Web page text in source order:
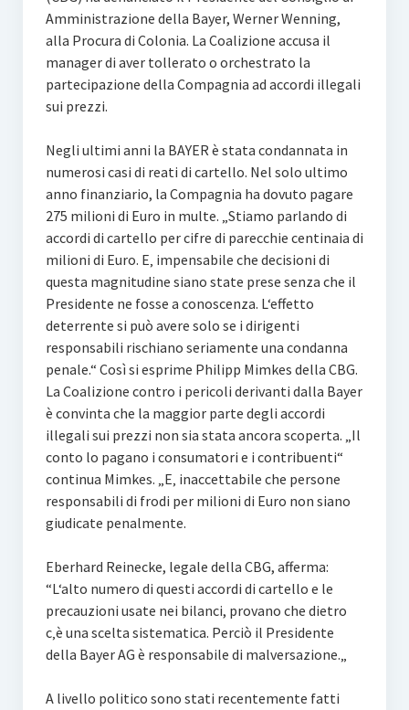
Amministrazione della Bayer, Werner Wenning,
alla Procura di Colonia. La Coalizione accusa il
manager di aver tollerato o orchestrato la
partecipazione della Compagnia ad accordi illegali
sui prezzi.
Negli ultimi anni la BAYER è stata condannata in
numerosi casi di reati di cartello. Nel solo ultimo
anno finanziario, la Compagnia ha dovuto pagare
275 milioni di Euro in multe. „Stiamo parlando di
accordi di cartello per cifre di parecchie centinaia di
milioni di Euro. E‚ impensabile che decisioni di
questa magnitudine siano state prese senza che il
Presidente ne fosse a conoscenza. L‘effetto
deterrente si può avere solo se i dirigenti
responsabili rischiano seriamente una condanna
penale.“ Così si esprime Philipp Mimkes della CBG.
La Coalizione contro i pericoli derivanti dalla Bayer
è convinta che la maggior parte degli accordi
illegali sui prezzi non sia stata ancora scoperta. „Il
conto lo pagano i consumatori e i contribuenti“
continua Mimkes. „E‚ inaccettabile che persone
responsabili di frodi per milioni di Euro non siano
giudicate penalmente.
Eberhard Reinecke, legale della CBG, afferma:
“L‘alto numero di questi accordi di cartello e le
precauzioni usate nei bilanci, provano che dietro
c‚è una scelta sistematica. Perciò il Presidente
della Bayer AG è responsabile di malversazione.„
A livello politico sono stati recentemente fatti